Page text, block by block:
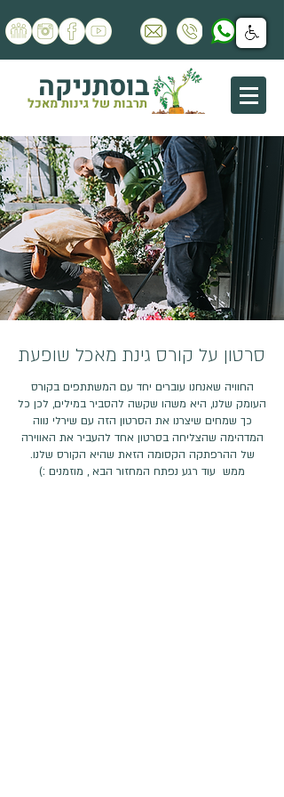
תרבות של גינות מאכל
בוסתניקה
סרטון על קורס גינת מאכל שופעת
החוויה שאנחנו עוברים יחד עם המשתתפים בקורס
העומק שלנו, היא משהו שקשה להסביר במילים, לכן כל
כך שמחים שיצרנו את הסרטון הזה עם שירלי נווה
המדהימה שהצליחה בסרטון אחד להעביר את האווירה
של ההרפתקה הקסומה הזאת שהיא הקורס שלנו.
ממש עוד רגע נפתח המחזור הבא , מוזמנים :)